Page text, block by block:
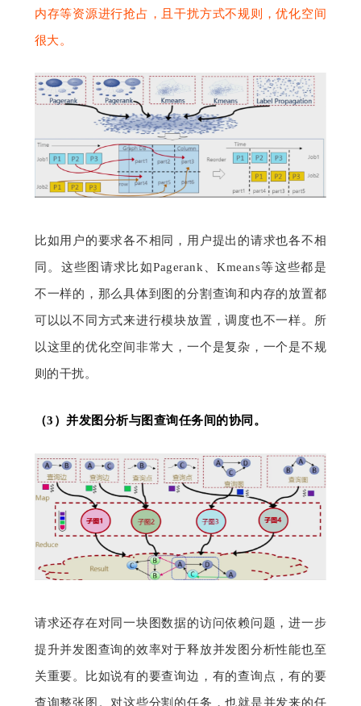
内存等资源进行抢占，且干扰方式不规则，优化空间
很大。
比如用户的要求各不相同，用户提出的请求也各不相
同。这些图请求比如Pagerank、Kmeans等这些都是
不一样的，那么具体到图的分割查询和内存的放置都
可以以不同方式来进行模块放置，调度也不一样。所
以这里的优化空间非常大，一个是复杂，一个是不规
则的干扰。
（3）并发图分析与图查询任务间的协同。
请求还存在对同一块图数据的访问依赖问题，进一步
提升并发图查询的效率对于释放并发图分析性能也至
关重要。比如说有的要查询边，有的查询点，有的要
查询整张图。对这些分割的任务，也就是并发来的任